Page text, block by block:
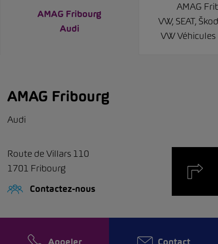
AMAG Fribourg
Audi
AMAG
VW, SEAT,
VW
AMAG Fribourg
Audi
Route de Villars 110
1701 Fribourg
Contactez-nous